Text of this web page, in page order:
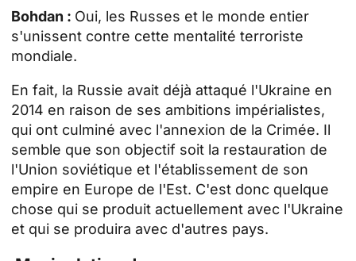
Bohdan : Oui, les Russes et le monde entier
s'unissent contre cette mentalité terroriste
mondiale.
En fait, la Russie avait déjà attaqué l'Ukraine en
2014 en raison de ses ambitions impérialistes,
qui ont culminé avec l'annexion de la Crimée. Il
semble que son objectif soit la restauration de
l'Union soviétique et l'établissement de son
empire en Europe de l'Est. C'est donc quelque
chose qui se produit actuellement avec l'Ukraine
et qui se produira avec d'autres pays.